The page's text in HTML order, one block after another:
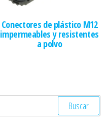
Conectores de plástico M12
impermeables y resistentes
a polvo